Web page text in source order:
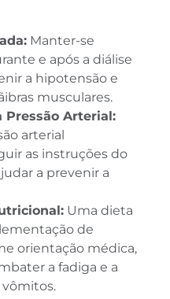
Manter-se
e após a diálise
a hipotensão e
musculares.
Pressão Arterial:
arterial
as instruções do
a prevenir a
Uma dieta
de
orientação médica,
a fadiga e a
vômitos.